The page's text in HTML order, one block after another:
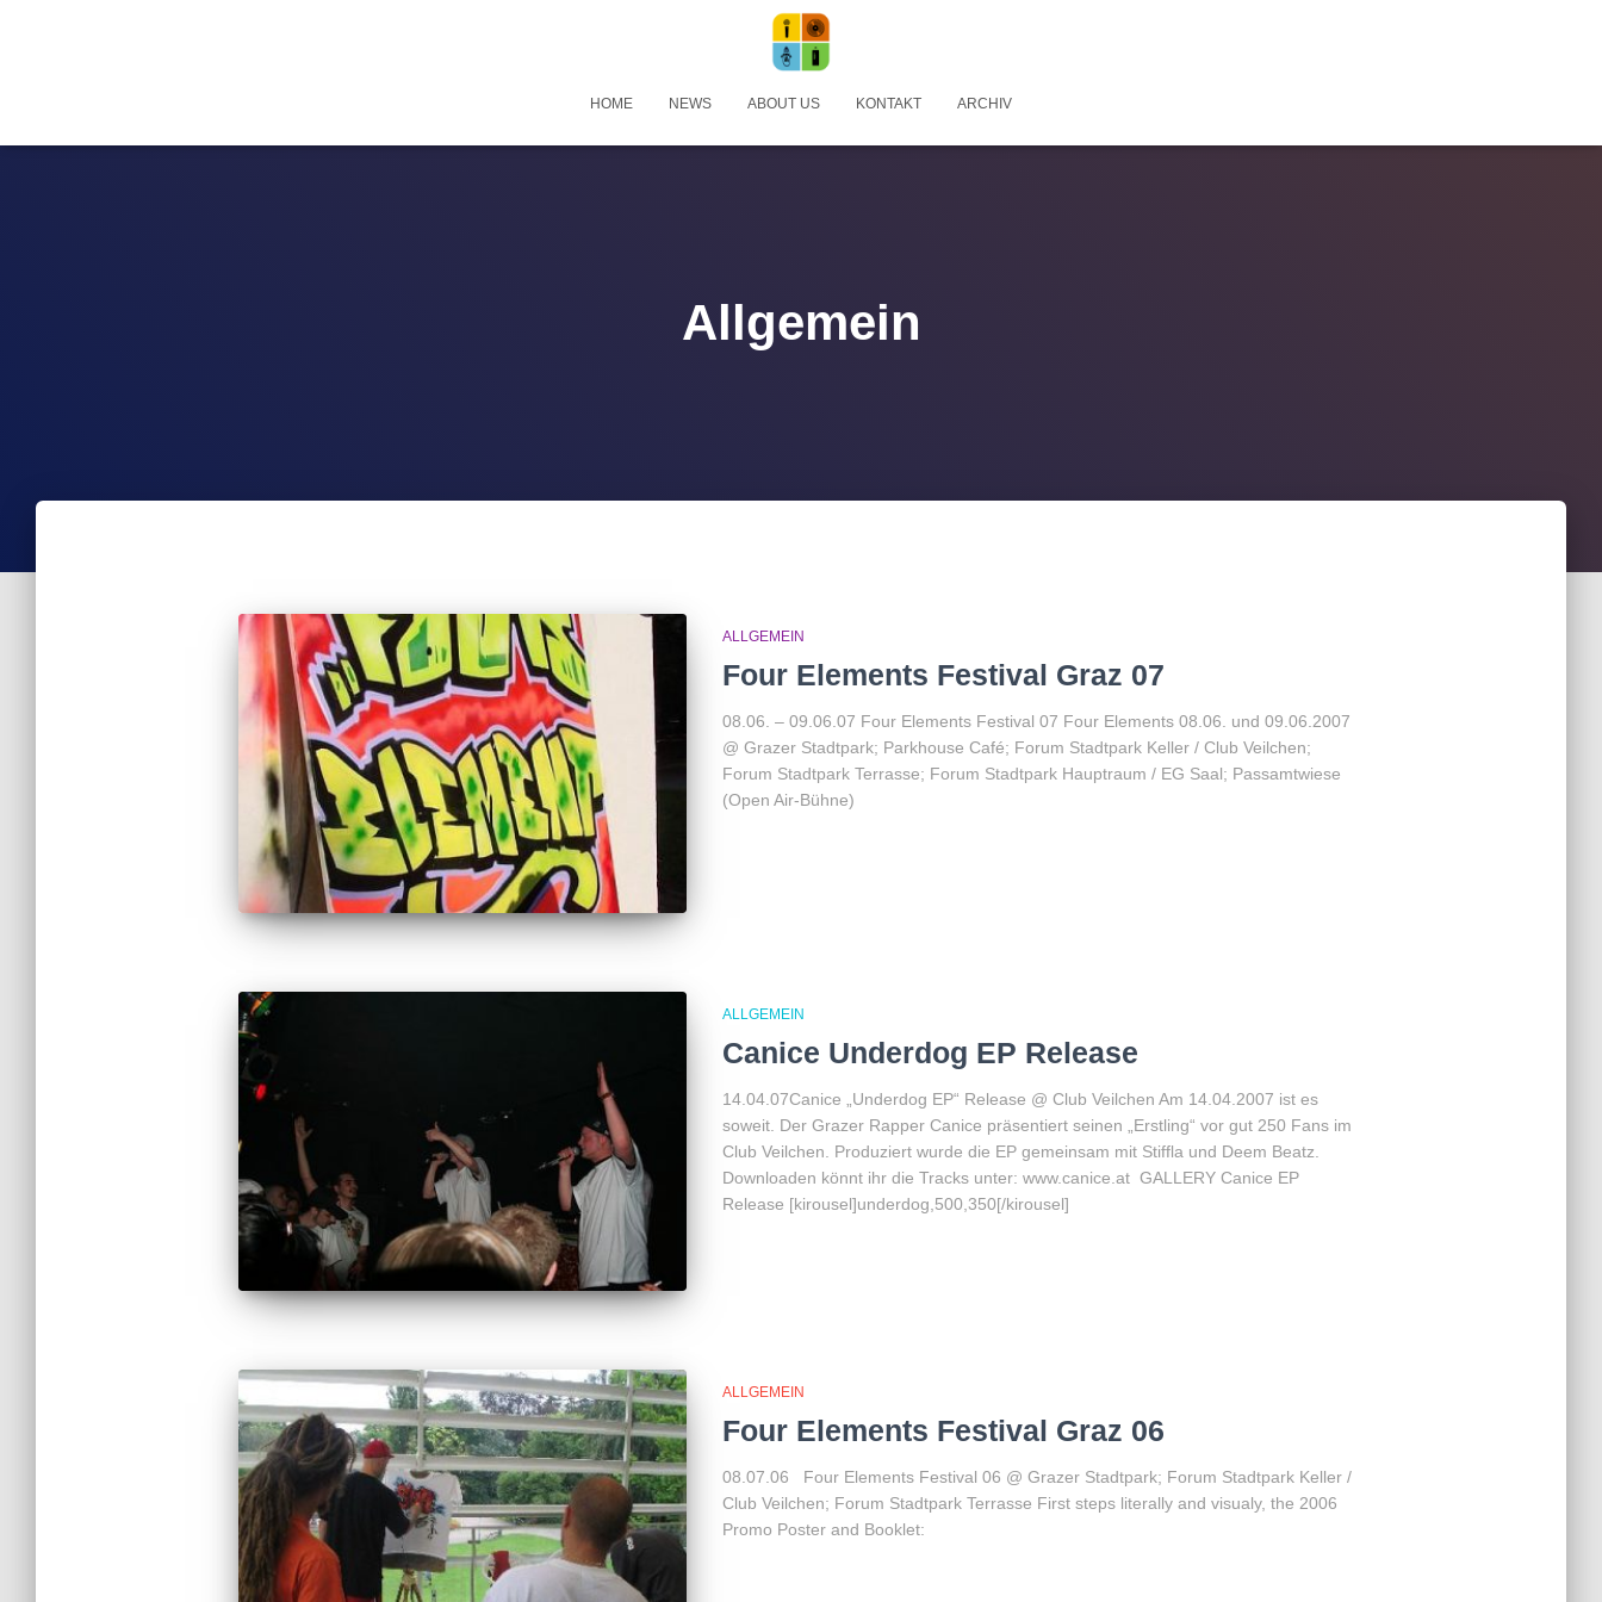
HOME NEWS ABOUT US KONTAKT ARCHIV
Allgemein
ALLGEMEIN
Four Elements Festival Graz 07
08.06. – 09.06.07 Four Elements Festival 07 Four Elements 08.06. und 09.06.2007
@ Grazer Stadtpark; Parkhouse Café; Forum Stadtpark Keller / Club Veilchen;
Forum Stadtpark Terrasse; Forum Stadtpark Hauptraum / EG Saal; Passamtwiese
(Open Air-Bühne)
ALLGEMEIN
Canice Underdog EP Release
14.04.07Canice „Underdog EP“ Release @ Club Veilchen Am 14.04.2007 ist es
soweit. Der Grazer Rapper Canice präsentiert seinen „Erstling“ vor gut 250 Fans im
Club Veilchen. Produziert wurde die EP gemeinsam mit Stiffla und Deem Beatz.
Downloaden könnt ihr die Tracks unter: www.canice.at GALLERY Canice EP
Release [kirousel]underdog,500,350[/kirousel]
ALLGEMEIN
Four Elements Festival Graz 06
08.07.06 Four Elements Festival 06 @ Grazer Stadtpark; Forum Stadtpark Keller /
Club Veilchen; Forum Stadtpark Terrasse First steps literally and visualy, the 2006
Promo Poster and Booklet: